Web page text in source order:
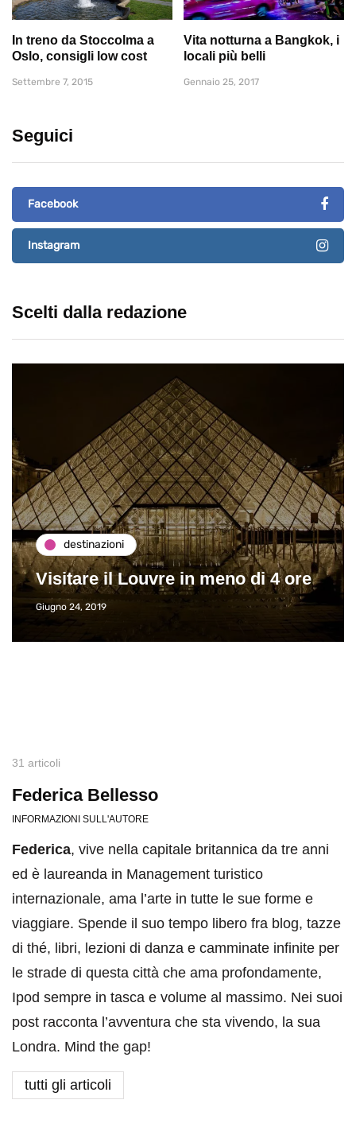
In treno da Stoccolma a
Oslo, consigli low cost
Settembre 7, 2015
Vita notturna a Bangkok, i
locali più belli
Gennaio 25, 2017
Seguici
Facebook
Instagram
Scelti dalla redazione
destinazioni
Visitare il Louvre in meno di 4 ore
Giugno 24, 2019
31 articoli
Federica Bellesso
INFORMAZIONI SULL'AUTORE
Federica, vive nella capitale britannica da tre anni
ed è laureanda in Management turistico
internazionale, ama l’arte in tutte le sue forme e
viaggiare. Spende il suo tempo libero fra blog, tazze
di thé, libri, lezioni di danza e camminate infinite per
le strade di questa città che ama profondamente,
Ipod sempre in tasca e volume al massimo. Nei suoi
post racconta l’avventura che sta vivendo, la sua
Londra. Mind the gap!
tutti gli articoli